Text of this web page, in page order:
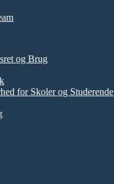
og Brug
for Skoler og Studerende